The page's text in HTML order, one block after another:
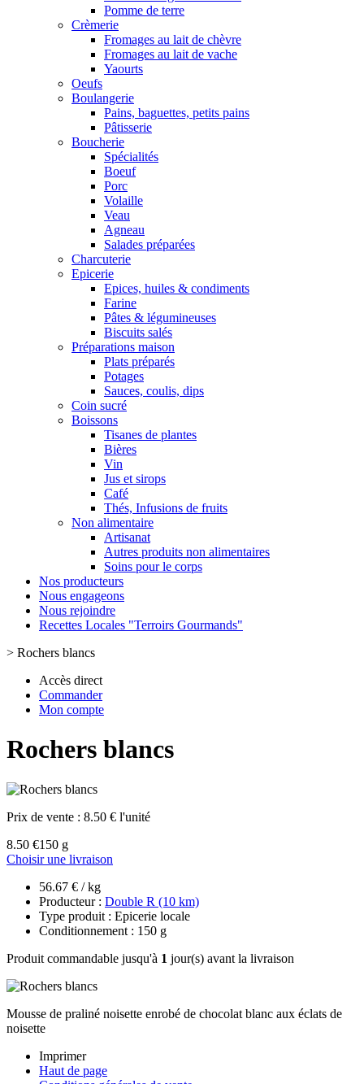
Pomme de terre
Crèmerie
Fromages au lait de chèvre
Fromages au lait de vache
Yaourts
Oeufs
Boulangerie
Pains, baguettes, petits pains
Pâtisserie
Boucherie
Spécialités
Boeuf
Porc
Volaille
Veau
Agneau
Salades préparées
Charcuterie
Epicerie
Epices, huiles & condiments
Farine
Pâtes & légumineuses
Biscuits salés
Préparations maison
Plats préparés
Potages
Sauces, coulis, dips
Coin sucré
Boissons
Tisanes de plantes
Bières
Vin
Jus et sirops
Café
Thés, Infusions de fruits
Non alimentaire
Artisanat
Autres produits non alimentaires
Soins pour le corps
Nos producteurs
Nous engageons
Nous rejoindre
Recettes Locales "Terroirs Gourmands"
> Rochers blancs
Accès direct
Commander
Mon compte
Rochers blancs
Prix de vente : 8.50 € l'unité
8.50 €150 g
Choisir une livraison
56.67 € / kg
Producteur : Double R (10 km)
Type produit : Epicerie locale
Conditionnement : 150 g
Produit commandable jusqu'à 1 jour(s) avant la livraison
Mousse de praliné noisette enrobé de chocolat blanc aux éclats de
noisette
Imprimer
Haut de page